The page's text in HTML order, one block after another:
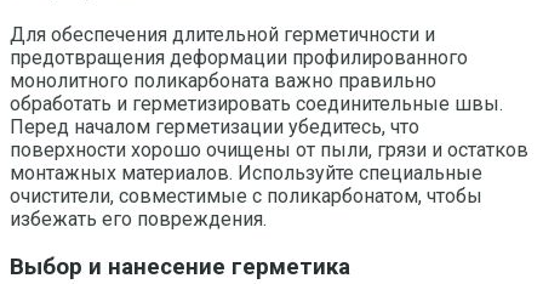
Для обеспечения длительной герметичности и
предотвращения деформации профилированного
монолитного поликарбоната важно правильно
обработать и герметизировать соединительные швы.
Перед началом герметизации убедитесь, что
поверхности хорошо очищены от пыли, грязи и остатков
монтажных материалов. Используйте специальные
очистители, совместимые с поликарбонатом, чтобы
избежать его повреждения.
Выбор и нанесение герметика